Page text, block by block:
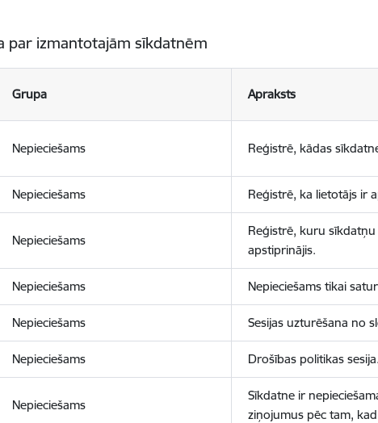
par izmantotajām sīkdatnēm
Grupa Apraksts
Nepieciešams Reģistrē, kādas
Nepieciešams Reģistrē, ka lietotājs ir
Nepieciešams
Reģistrē, kuru
apstiprinājis.
Nepieciešams Nepieciešams tikai
Nepieciešams Sesijas uzturēšana no
Nepieciešams Drošības politikas sesija.
Nepieciešams
Sīkdatne ir
ziņojumus pēc tam,